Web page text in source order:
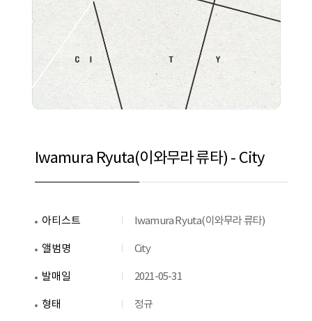
Iwamura Ryuta(이와무라 류타) - City
아티스트 Iwamura Ryuta(이와무라 류타)
앨범명 City
발매일 2021-05-31
형태 정규